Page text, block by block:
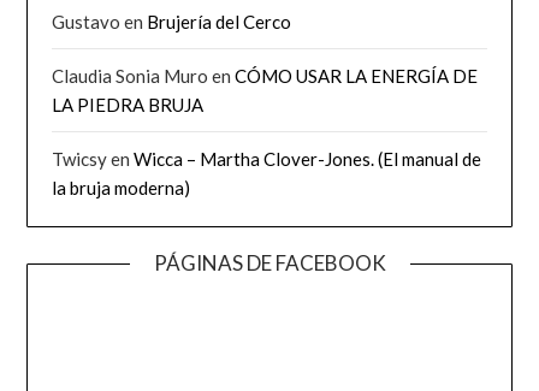
Gustavo en Brujería del Cerco
Claudia Sonia Muro enCÓMO USAR LA ENERGÍA DE
LA PIEDRA BRUJA
TwicsyenWicca – Martha Clover-Jones. (El manual de
la bruja moderna)
PÁGINAS DE FACEBOOK